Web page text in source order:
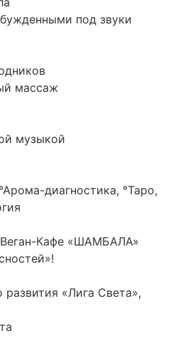
под звуки
массаж
музыкой
диагностика, °Таро,
Кафе «ШАМБАЛА»
«Лига Света»,